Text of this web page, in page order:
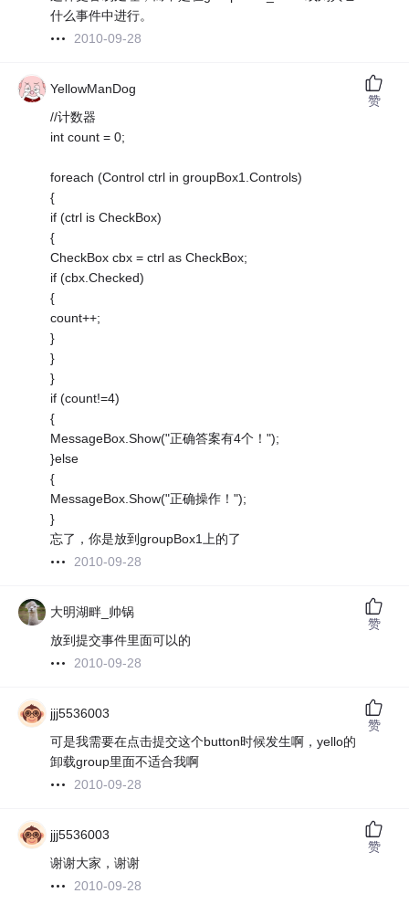
什么事件中进行。
2010-09-28
YellowManDog
//计数器
int count = 0;
foreach (Control ctrl in groupBox1.Controls)
{
if (ctrl is CheckBox)
{
CheckBox cbx = ctrl as CheckBox;
if (cbx.Checked)
{
count++;
}
}
}
if (count!=4)
{
MessageBox.Show("正确答案有4个！");
}else
{
MessageBox.Show("正确操作！");
}
忘了，你是放到groupBox1上的了
2010-09-28
赞
大明湖畔_帅锅
放到提交事件里面可以的
2010-09-28
赞
jjj5536003
可是我需要在点击提交这个button时候发生啊，yello的
卸载group里面不适合我啊
2010-09-28
赞
jjj5536003
谢谢大家，谢谢
2010-09-28
赞